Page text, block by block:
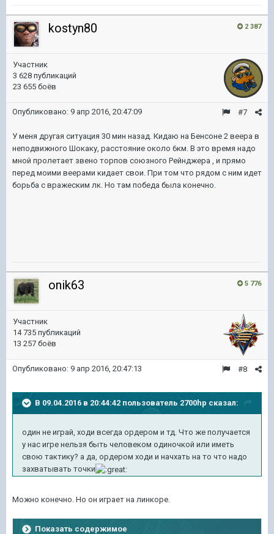
2 387
kostyn80
Участник
3 628 публикаций
23 655 боёв
#7
Опубликовано: 9 апр 2016, 20:47:09
У меня другая ситуация 30 мин назад. Кидаю на Бенсоне 2 веера в
неподвижного Шокаку, расстояние около 6км. В это время надо
мной пролетает звено торпов союзного Рейнджера , и прямо
перед моими веерами кидает свои. При том что рядом с ним идет
борьба с вражеским лк. Но там победа была конечно.
5 776
onik63
Участник
14 735 публикаций
13 257 боёв
#8
Опубликовано: 9 апр 2016, 20:47:13
В 09.04.2016 в 20:44:42 пользователь 2700hp сказал:
один не играй, ходи всегда ордером и тд. Что же получается
у нас игре нельзя быть человеком одиночкой или иметь
свою тактику? а да, ордером ходи и начхать на то что надо
захватывать точки
Можно конечно. Но он играет на линкоре.
Показать содержимое